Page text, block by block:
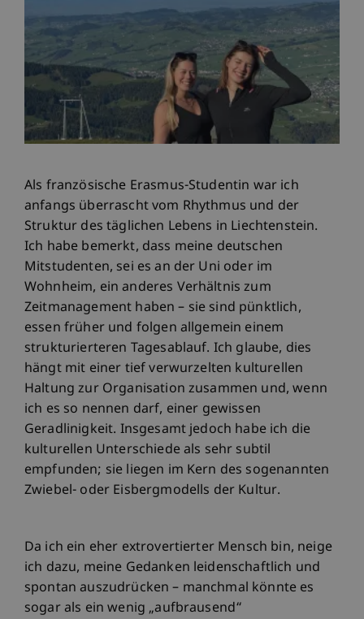
Als französische Erasmus-Studentin war ich
anfangs überrascht vom Rhythmus und der
Struktur des täglichen Lebens in Liechtenstein.
Ich habe bemerkt, dass meine deutschen
Mitstudenten, sei es an der Uni oder im
Wohnheim, ein anderes Verhältnis zum
Zeitmanagement haben – sie sind pünktlich,
essen früher und folgen allgemein einem
strukturierteren Tagesablauf. Ich glaube, dies
hängt mit einer tief verwurzelten kulturellen
Haltung zur Organisation zusammen und, wenn
ich es so nennen darf, einer gewissen
Geradlinigkeit. Insgesamt jedoch habe ich die
kulturellen Unterschiede als sehr subtil
empfunden; sie liegen im Kern des sogenannten
Zwiebel- oder Eisbergmodells der Kultur.
Da ich ein eher extrovertierter Mensch bin, neige
ich dazu, meine Gedanken leidenschaftlich und
spontan auszudrücken – manchmal könnte es
sogar als ein wenig „aufbrausend“